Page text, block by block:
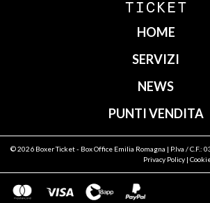
HOME
SERVIZI
NEWS
PUNTI VENDITA
© 2026 Boxer Ticket- Box Office Emilia Romagna | P.Iva / C.F.:
Privacy Policy |